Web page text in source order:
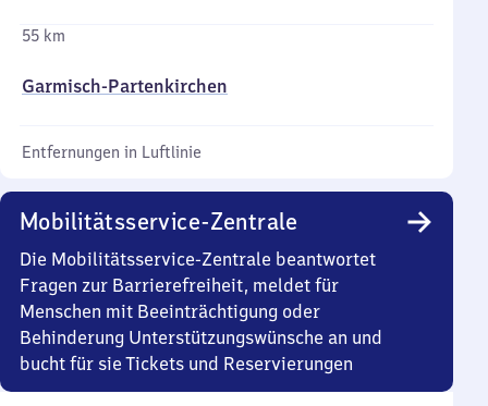
55 km
Garmisch-Partenkirchen
Entfernungen in Luftlinie
Mobilitätsservice-Zentrale
Die Mobilitätsservice-Zentrale beantwortet
Fragen zur Barrierefreiheit, meldet für
Menschen mit Beeinträchtigung oder
Behinderung Unterstützungswünsche an und
bucht für sie Tickets und Reservierungen